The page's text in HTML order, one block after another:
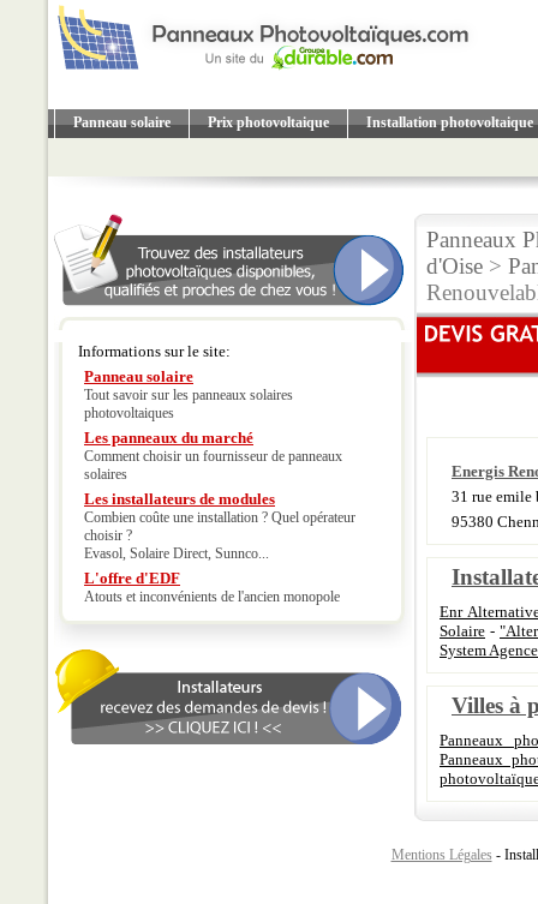
Panneau solaire Prix photovoltaique Installation photovoltaique
Informations sur le site:
Panneau solaire
Tout savoir sur les panneaux solaires
photovoltaiques
Les panneaux du marché
Comment choisir un fournisseur de panneaux
solaires
Les installateurs de modules
Combien coûte une installation ? Quel opérateur
choisir ?
Evasol, Solaire Direct, Sunnco...
L'offre d'EDF
Atouts et inconvénients de l'ancien monopole
Panneaux
d'Oise >
Energis
31 rue emile
95380
Enr
Solaire -
System Agence
Villes à
Panneaux
Panneaux
Mentions Légales -